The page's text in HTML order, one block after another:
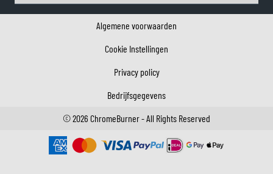
Algemene voorwaarden
Cookie Instellingen
Privacy policy
Bedrijfsgegevens
©2026 ChromeBurner - All Rights Reserved